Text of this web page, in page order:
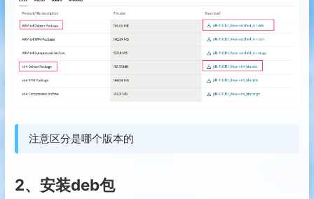
注意区分是哪个版本的
2、安装deb包